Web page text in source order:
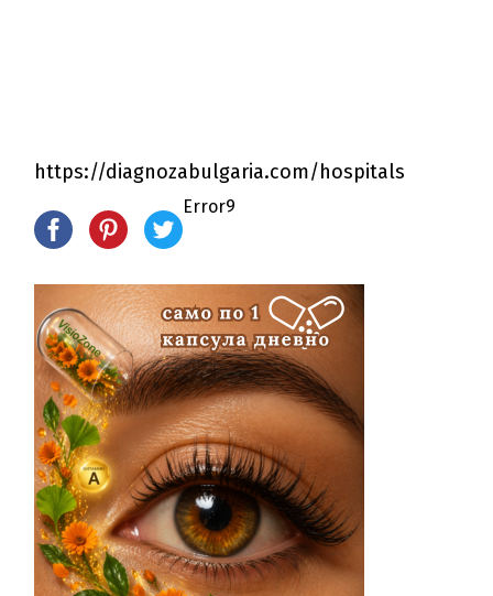
https://diagnozabulgaria.com/hospitals
Error9